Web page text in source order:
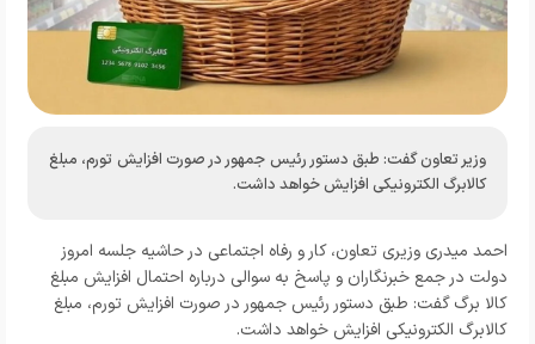
وزیر تعاون گفت: طبق دستور رئیس جمهور در صورت افزایش تورم، مبلغ
کالابرگ الکترونیکی افزایش خواهد داشت.
احمد میدری وزیری تعاون، کار و رفاه اجتماعی در حاشیه جلسه امروز
دولت در جمع خبرنگاران و پاسخ به سوالی درباره احتمال افزایش مبلغ
کالا برگ گفت: طبق دستور رئیس جمهور در صورت افزایش تورم، مبلغ
کالابرگ الکترونیکی افزایش خواهد داشت.